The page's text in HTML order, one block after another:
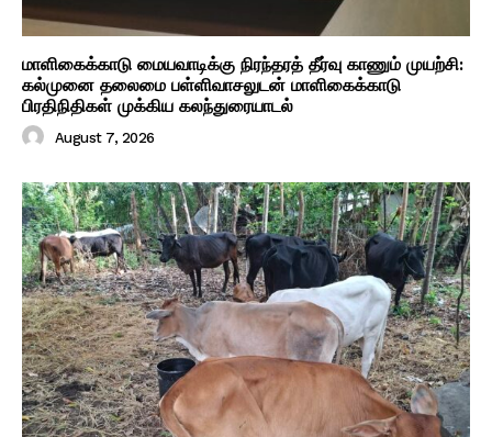
மாளிகைக்காடு மையவாடிக்கு நிரந்தரத் தீர்வு காணும் முயற்சி:
கல்முனை தலைமை பள்ளிவாசலுடன் மாளிகைக்காடு
பிரதிநிதிகள் முக்கிய கலந்துரையாடல்
August 7, 2026